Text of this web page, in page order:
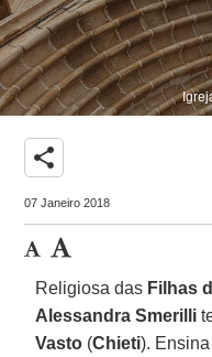
share
07 Janeiro 2018
Religiosa das Filhas
Alessandra Smerilli
Vasto (Chieti).